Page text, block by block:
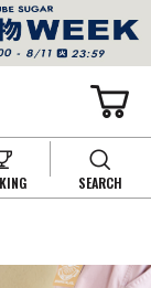
SEARCH